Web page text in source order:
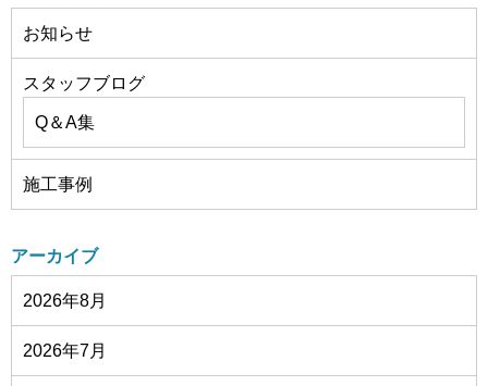
お知らせ
スタッフブログ
Q＆A集
施工事例
アーカイブ
2026年8月
2026年7月